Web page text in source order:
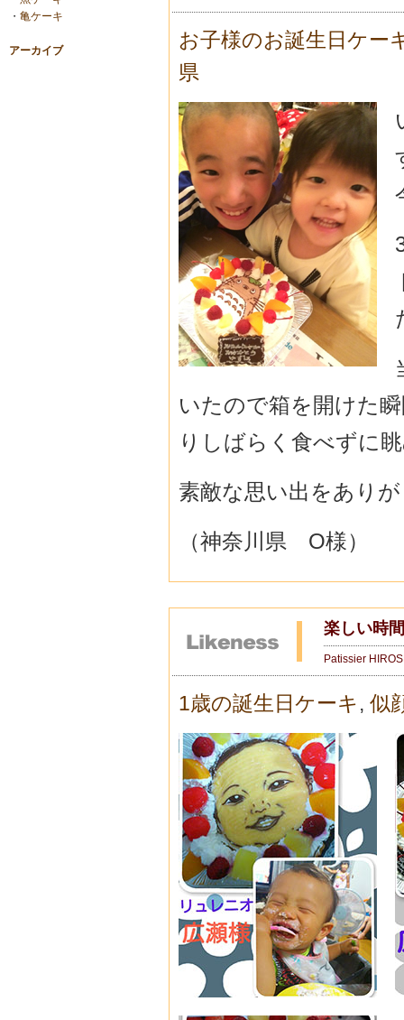
・ 亀ケーキ
アーカイブ
お子様のお誕生日ケー
県
いたので箱を開けた
りしばらく食べずに
素敵な思い出をあり
（神奈川県 O様）
楽しい時
Patissier
1歳の誕生日ケーキ , 似